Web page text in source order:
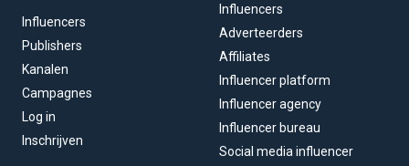
Influencers
Publishers
Kanalen
Campagnes
Log in
Inschrijven
Influencers
Adverteerders
Affiliates
Influencer platform
Influencer agency
Influencer bureau
Social media influencer